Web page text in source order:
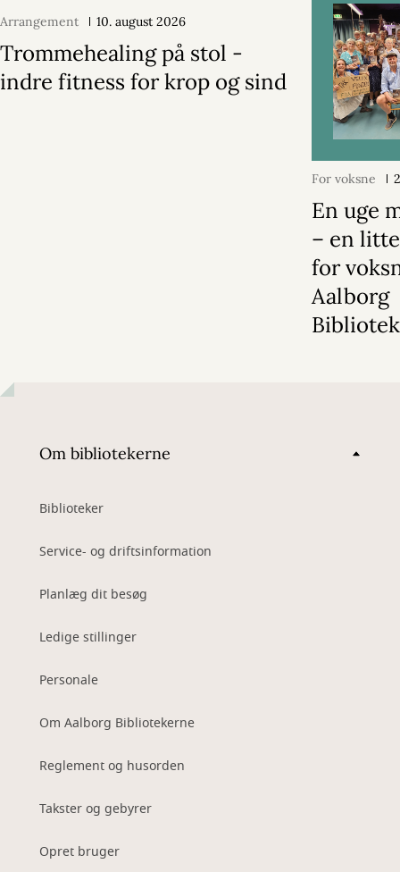
Arrangement 10. august 2026
Trommehealing på stol -
indre fitness for krop og sind
For voksne
En uge
– en
for
Aalborg
Om bibliotekerne
Biblioteker
Service- og driftsinformation
Planlæg dit besøg
Ledige stillinger
Personale
Om Aalborg Bibliotekerne
Reglement og husorden
Takster og gebyrer
Opret bruger